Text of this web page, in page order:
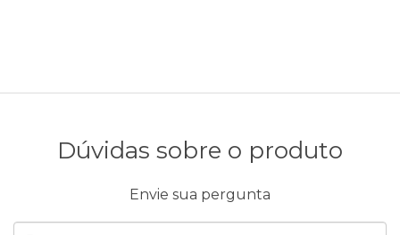
Dúvidas sobre o produto
Envie sua pergunta